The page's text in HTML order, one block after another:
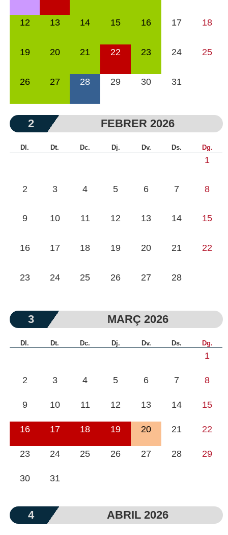
12 13 14 15 16 17 18
19 20 21 22 23 24 25
26 27 28 29 30 31
2 FEBRER 2026
Dl. Dt. Dc. Dj. Dv. Ds. Dg.
1
2 3 4 5 6 7 8
9 10 11 12 13 14 15
16 17 18 19 20 21 22
23 24 25 26 27 28
3 MARÇ 2026
Dl. Dt. Dc. Dj. Dv. Ds. Dg.
1
2 3 4 5 6 7 8
9 10 11 12 13 14 15
16 17 18 19 20 21 22
23 24 25 26 27 28 29
30 31
4 ABRIL 2026